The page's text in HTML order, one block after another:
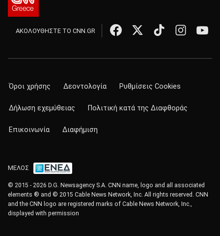
ΑΚΟΛΟΥΘΗΣΤΕ ΤΟ CNN.GR
Όροι χρήσης Δεοντολογία Ρυθμίσεις Cookies
Δήλωση εχεμύθειας Πολιτική κατά της Διαφθοράς
Επικοινωνία Διαφήμιση
ΜΕΛΟΣ
© 2015 - 2026 D.G. Newsagency S.A. CNN name, logo and all associated
elements ® and © 2015 Cable News Network, Inc. All rights reserved. CNN
and the CNN logo are registered marks of Cable News Network, Inc.,
displayed with permission